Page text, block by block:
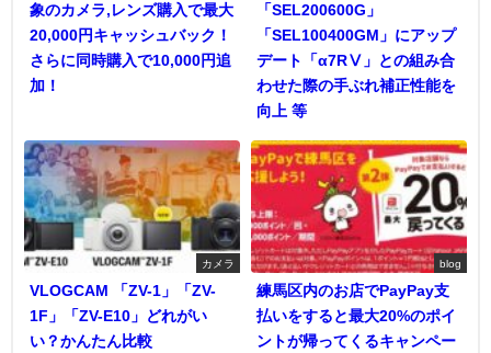
象のカメラ,レンズ購入で最大
20,000円キャッシュバック！
さらに同時購入で10,000円追
加！
「SEL200600G」
「SEL100400GM」にアップ
デート「α7RⅤ」との組み合
わせた際の手ぶれ補正性能を
向上 等
カメラ
VLOGCAM 「ZV-1」「ZV-
1F」「ZV-E10」どれがい
い？かんたん比較
blog
練馬区内のお店でPayPay支
払いをすると最大20%のポイ
ントが帰ってくるキャンペー